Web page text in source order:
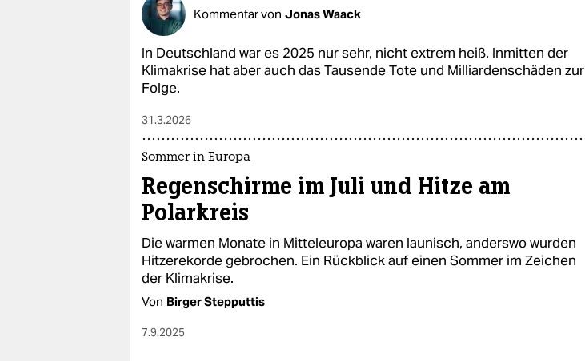
epaper login
Kommentar von Jonas Waack
In Deutschland war es 2025 nur sehr, nicht extrem heiß. Inmitten der
Klimakrise hat aber auch das Tausende Tote und Milliardenschäden zur
Folge.
31.3.2026
Sommer in Europa
Regenschirme im Juli und Hitze am
Polarkreis
Die warmen Monate in Mitteleuropa waren launisch, anderswo wurden
Hitzerekorde gebrochen. Ein Rückblick auf einen Sommer im Zeichen
der Klimakrise.
Von Birger Stepputtis
7.9.2025